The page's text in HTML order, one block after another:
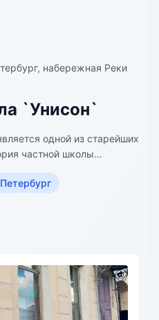
набережная Реки
`Унисон`
одной из старейших
частной школы
городском Дворце
методик